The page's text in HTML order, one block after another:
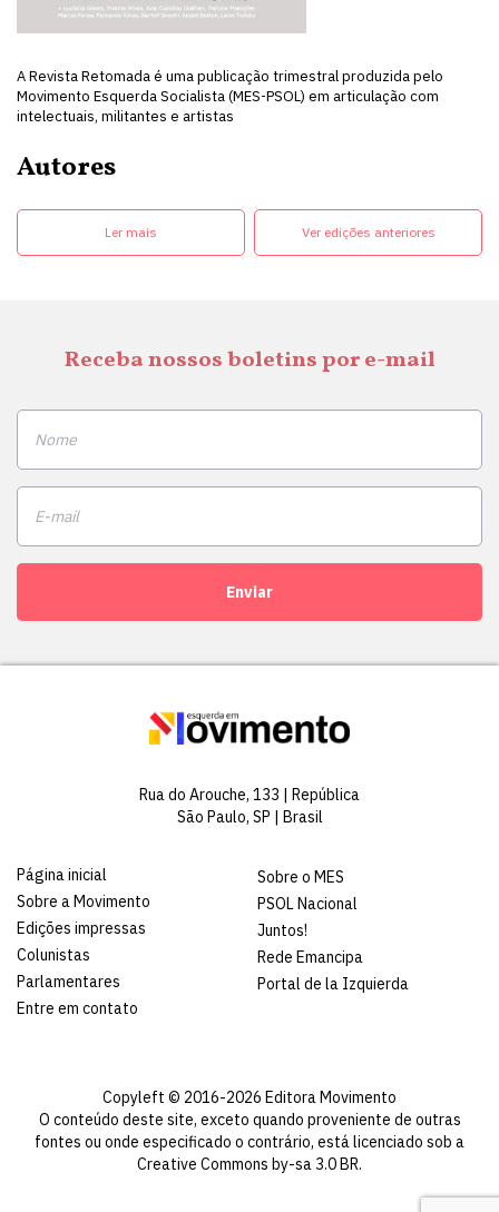
A Revista Retomada é uma publicação trimestral produzida pelo
Movimento Esquerda Socialista (MES-PSOL) em articulação com
intelectuais, militantes e artistas
Autores
Ler mais Ver edições anteriores
Receba nossos boletins por e-mail
Enviar
Rua do Arouche, 133 | República
São Paulo, SP | Brasil
Página inicial
Sobre a Movimento
Edições impressas
Colunistas
Parlamentares
Entre em contato
Sobre o MES
PSOL Nacional
Juntos!
Rede Emancipa
Portal de la Izquierda
Copyleft © 2016-2026 Editora Movimento
O conteúdo deste site, exceto quando proveniente de outras
fontes ou onde especificado o contrário, está licenciado sob a
Creative Commons by-sa 3.0 BR.